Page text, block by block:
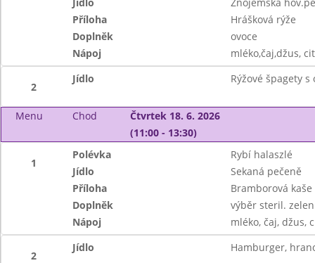
Příloha
Hrášková rýže
Doplněk
ovoce
Nápoj
mléko,čaj,džus,
2
Jídlo Rýžové špagety
Menu Chod
Čtvrtek 18. 6. 2026
(11:00 - 13:30)
1
Polévka
Rybí halaszlé
Jídlo
Sekaná pečeně
Příloha
Bramborová kaše
Doplněk
výběr steril.
Nápoj
mléko, čaj, džus,
2
Jídlo Hamburger,